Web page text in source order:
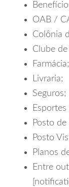
OAB /
Colônia
Clube
Farmácia;
Livraria;
Seguros;
Esportes
Posto
Posto
Planos
Entre